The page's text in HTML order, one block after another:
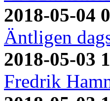
2018-05-04
Äntligen
2018-05-03
Fredrik